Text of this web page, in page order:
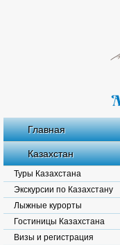
Главная
Казахстан
Туры Казахстана
Экскурсии по Казахстану
Лыжные курорты
Гостиницы Казахстана
Визы и регистрация